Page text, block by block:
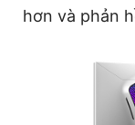
hơn và phản